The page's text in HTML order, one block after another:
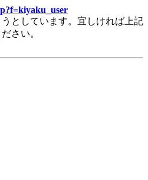
としています。宜しければ上記
さい。